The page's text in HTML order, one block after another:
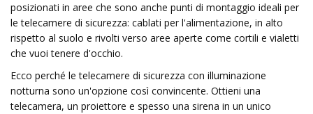
posizionati in aree che sono anche punti di montaggio ideali per
le telecamere di sicurezza: cablati per l'alimentazione, in alto
rispetto al suolo e rivolti verso aree aperte come cortili e vialetti
che vuoi tenere d'occhio.
Ecco perché le telecamere di sicurezza con illuminazione
notturna sono un'opzione così convincente. Ottieni una
telecamera, un proiettore e spesso una sirena in un unico